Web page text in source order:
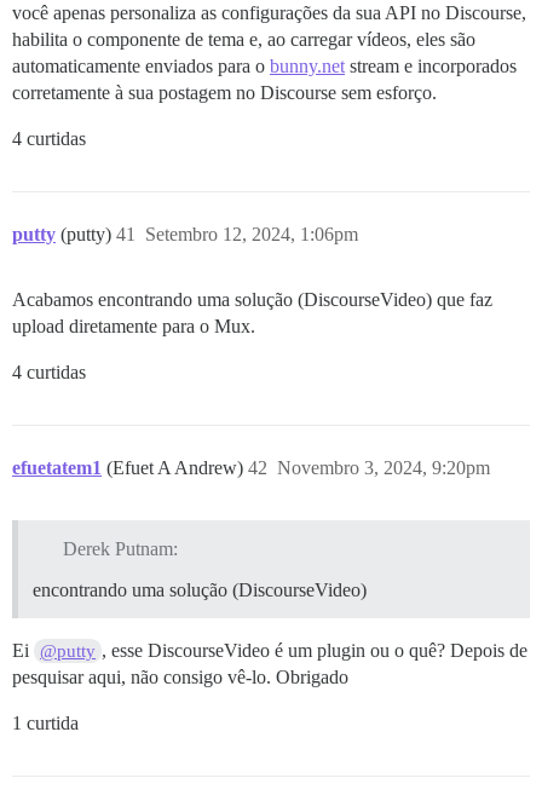
você apenas personaliza as configurações da sua API no Discourse,
habilita o componente de tema e, ao carregar vídeos, eles são
automaticamente enviados para o bunny.net stream e incorporados
corretamente à sua postagem no Discourse sem esforço.
4 curtidas
putty (putty) Setembro 12, 2024, 1:06pm
41
Acabamos encontrando uma solução (DiscourseVideo) que faz
upload diretamente para o Mux.
4 curtidas
efuetatem1 (Efuet A Andrew) Novembro 3, 2024, 9:20pm
42
Derek Putnam:
encontrando uma solução (DiscourseVideo)
Ei @putty , esse DiscourseVideo é um plugin ou o quê? Depois de
pesquisar aqui, não consigo vê-lo. Obrigado
1 curtida